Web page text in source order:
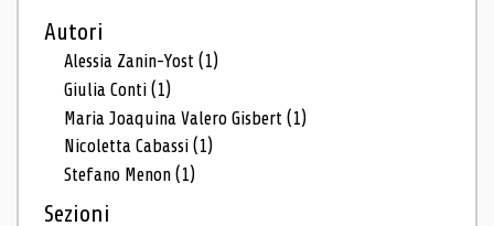
Autori
Alessia Zanin-Yost(1)
Giulia Conti(1)
Maria Joaquina Valero Gisbert(1)
Nicoletta Cabassi(1)
Stefano Menon(1)
Sezioni